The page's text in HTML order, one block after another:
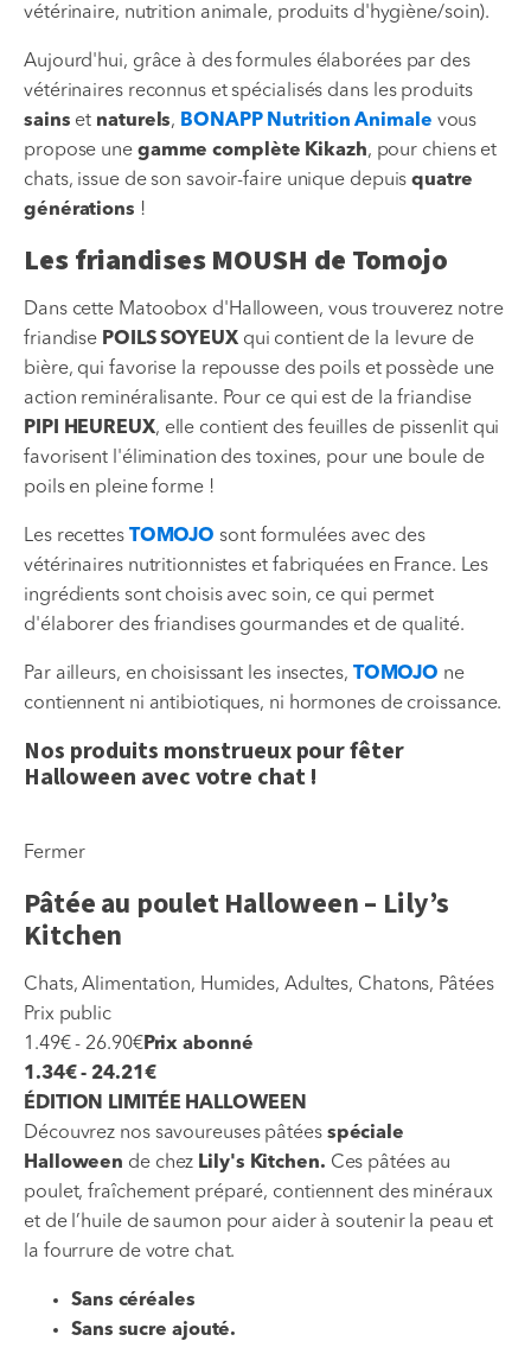
vétérinaire, nutrition animale, produits d'hygiène/soin).
Aujourd'hui, grâce à des formules élaborées par des
vétérinaires reconnus et spécialisés dans les produits
sains et naturels, BONAPP Nutrition Animale vous
propose une gamme complète Kikazh, pour chiens et
chats, issue de son savoir-faire unique depuisquatre
générations !
Les friandises MOUSH de Tomojo
Dans cette Matoobox d'Halloween, vous trouverez notre
friandise POILS SOYEUXqui contient de la levure de
bière, qui favorise la repousse des poils et possède une
action reminéralisante. Pour ce qui est de la friandise
PIPI HEUREUX, elle contient des feuilles de pissenlit qui
favorisent l'élimination des toxines, pour une boule de
poils en pleine forme !
Les recettes TOMOJO sont formulées avec des
vétérinaires nutritionnistes et fabriquées en France. Les
ingrédients sont choisis avec soin, ce qui permet
d'élaborer des friandises gourmandes et de qualité.
Par ailleurs, en choisissant les insectes, TOMOJO ne
contiennent ni antibiotiques, ni hormones de croissance.
Nos produits monstrueux pour fêter
Halloween avec votre chat !
Fermer
Pâtée au poulet Halloween – Lily’s
Kitchen
Chats, Alimentation, Humides, Adultes, Chatons, Pâtées
Prix public
1.49€ - 26.90€Prix abonné
1.34€ - 24.21€
ÉDITION LIMITÉE HALLOWEEN
Découvrez nos savoureuses pâtées spéciale
Halloween de chez Lily's Kitchen. Ces pâtées au
poulet, fraîchement préparé, contiennent des minéraux
et de l’huile de saumon pour aider à soutenir la peau et
la fourrure de votre chat.
Sans céréales
Sans sucre ajouté.